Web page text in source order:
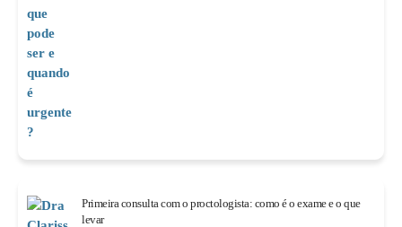
Primeira consulta com o proctologista: como é o exame e o que
levar